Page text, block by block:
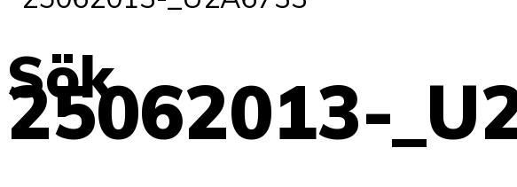
Sök
25062013-